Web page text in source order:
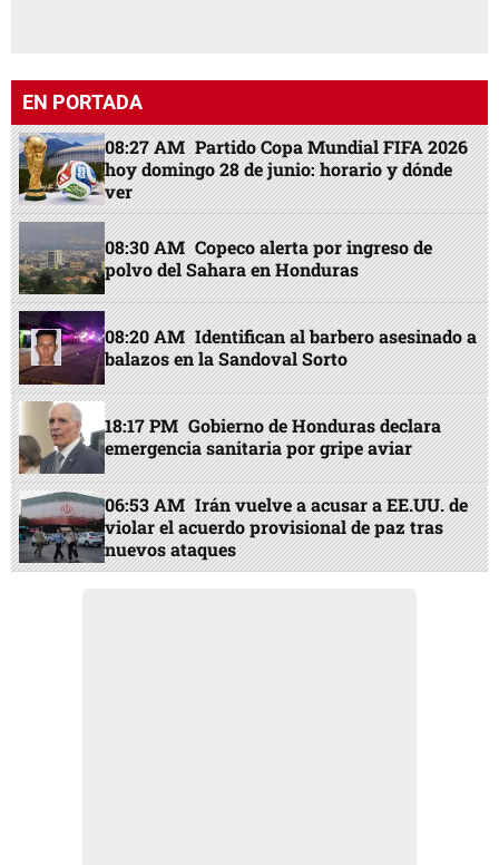
EN PORTADA
08:27 AM Partido Copa Mundial FIFA 2026
hoy domingo 28 de junio: horario y dónde
ver
08:30 AM Copeco alerta por ingreso de
polvo del Sahara en Honduras
08:20 AM Identifican al barbero asesinado a
balazos en la Sandoval Sorto
18:17 PM Gobierno de Honduras declara
emergencia sanitaria por gripe aviar
06:53 AM Irán vuelve a acusar a EE.UU. de
violar el acuerdo provisional de paz tras
nuevos ataques